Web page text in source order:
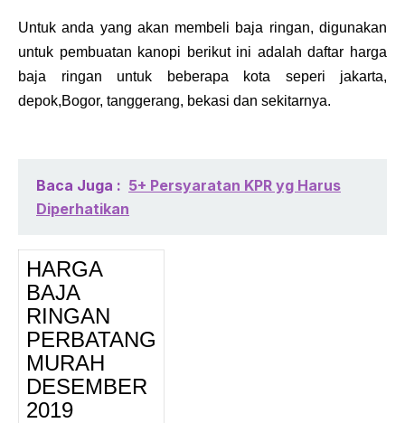
Untuk anda yang akan membeli baja ringan, digunakan
untuk pembuatan kanopi berikut ini adalah daftar harga
baja ringan untuk beberapa kota seperi jakarta,
depok,Bogor, tanggerang, bekasi dan sekitarnya.
Baca Juga : 5+ Persyaratan KPR yg Harus
Diperhatikan
HARGA
BAJA
RINGAN
PERBATANG
MURAH
DESEMBER
2019